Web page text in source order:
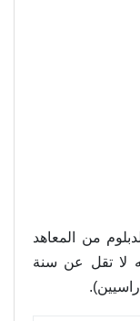
من المعاهد
لا تقل عن سنة